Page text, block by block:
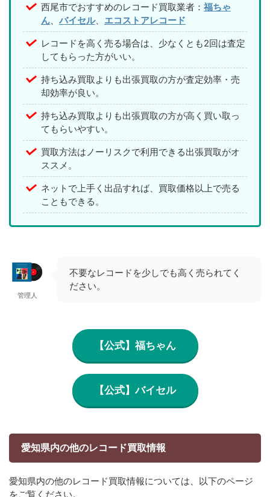
西尾市でおすすめのレコード買取業者： 福ちゃ
ん
バイセル、 エコストアレコード
レコードを高く売る場合は、少なくとも2回は査定
してもらった方がいい。
持ち込み買取よりも出張買取の方が査定効率・売
却効率が良い。
持ち込み買取よりも出張買取の方が高く買い取っ
てもらいやすい。
買取方法はノーリスクで利用できる出張買取がオ
ススメ。
ネットで上手く出品すれば、買取価格以上で売る
こともできる。
管理人
不要なレコードを少しでも高く売られてく
ださい。
【公式】福ちゃん
【公式】バイセル
愛知県内の他のレコード買取情報
愛知県内の他のレコード買取情報については、以下のページ
をご覧ください。